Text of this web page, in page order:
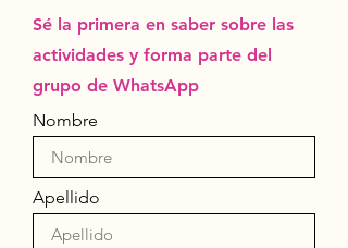
Sé la primera en saber sobre las
actividades y forma parte del
grupo de WhatsApp
Nombre
Apellido